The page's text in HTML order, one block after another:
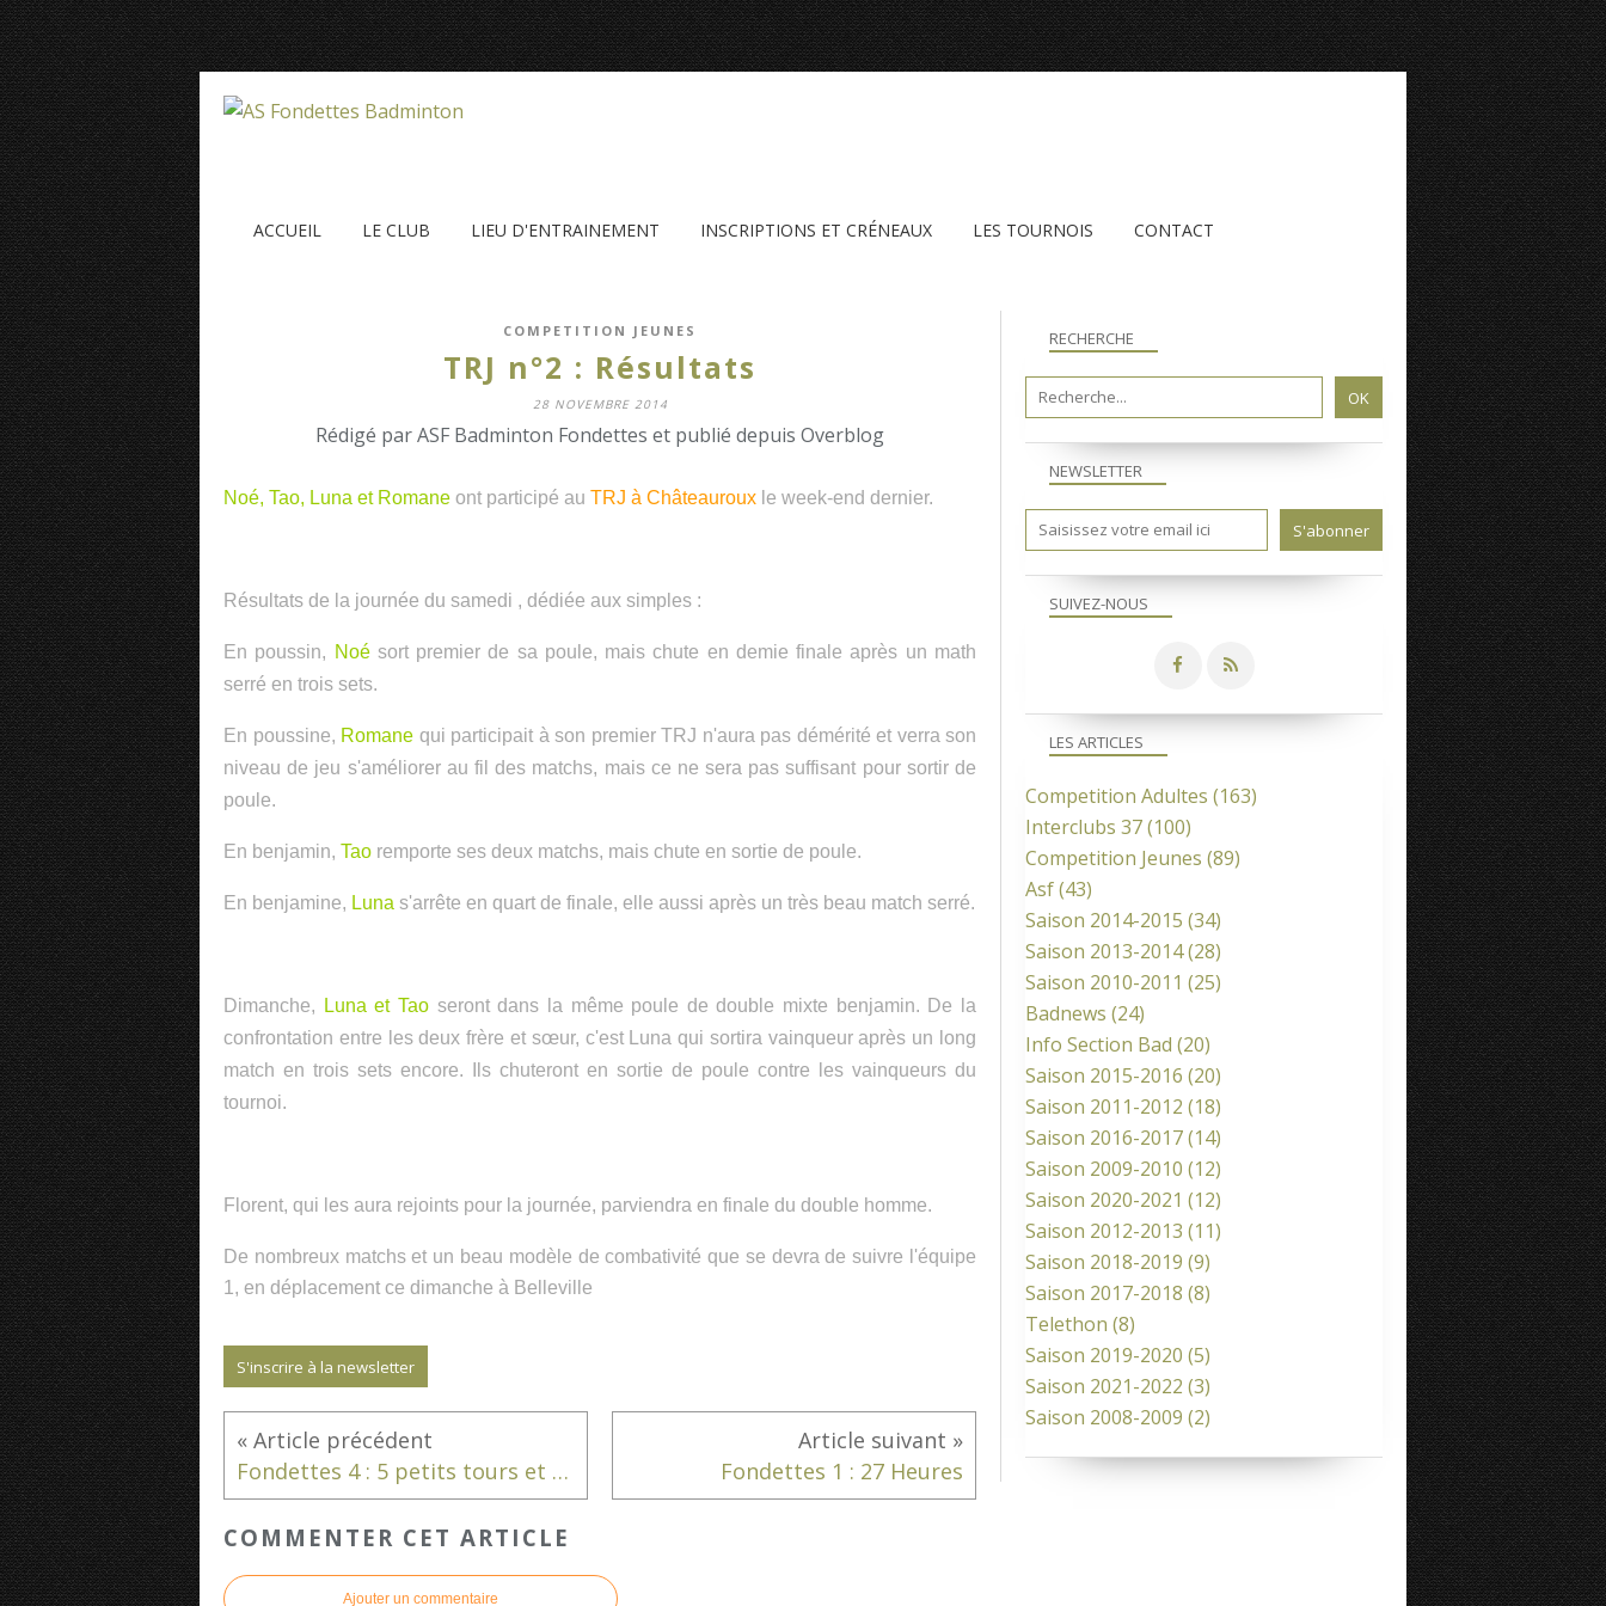
ACCUEIL LE CLUB LIEU D'ENTRAINEMENT INSCRIPTIONS ET CRÉNEAUX LES TOURNOIS CONTACT
COMPETITION JEUNES
TRJ n°2 : Résultats
28 NOVEMBRE 2014
Rédigé par ASF Badminton Fondettes et publié depuis Overblog
Noé, Tao, Luna et Romane ont participé au TRJ à Châteauroux le week-end dernier.
Résultats de la journée du samedi , dédiée aux simples :
En poussin, Noésort premier de sa poule, mais chute en demie finale après un math
serré en trois sets.
En poussine, Romane qui participait à son premier TRJ n'aura pas démérité et verra son
niveau de jeu s'améliorer au fil des matchs, mais ce ne sera pas suffisant pour sortir de
poule.
En benjamin, Tao remporte ses deux matchs, mais chute en sortie de poule.
En benjamine, Luna s'arrête en quart de finale, elle aussi après un très beau match serré.
Dimanche, Luna et Taoseront dans la même poule de double mixte benjamin. De la
confrontation entre les deux frère et sœur, c'est Luna qui sortira vainqueur après un long
match en trois sets encore. Ils chuteront en sortie de poule contre les vainqueurs du
tournoi.
Florent, qui les aura rejoints pour la journée, parviendra en finale du double homme.
De nombreux matchs et un beau modèle de combativité que se devra de suivre l'équipe
1, en déplacement ce dimanche à Belleville
S'inscrire à la newsletter
Fondettes 4 : 5 petits tours et puis s'en vont... Fondettes 1 : 27 Heures
COMMENTER CET ARTICLE
Ajouter un commentaire
NEWSLETTER
SUIVEZ-NOUS
RECHERCHE
LES ARTICLES
Competition Adultes (163)
Interclubs 37(100)
Competition Jeunes (89)
Asf(43)
Saison 2014-2015 (34)
Saison 2013-2014(28)
Saison 2010-2011 (25)
Badnews (24)
Info Section Bad (20)
Saison 2015-2016 (20)
Saison 2011-2012 (18)
Saison 2016-2017(14)
Saison 2009-2010 (12)
Saison 2020-2021 (12)
Saison 2012-2013 (11)
Saison 2018-2019 (9)
Saison 2017-2018 (8)
Telethon (8)
Saison 2019-2020 (5)
Saison 2021-2022 (3)
Saison 2008-2009 (2)